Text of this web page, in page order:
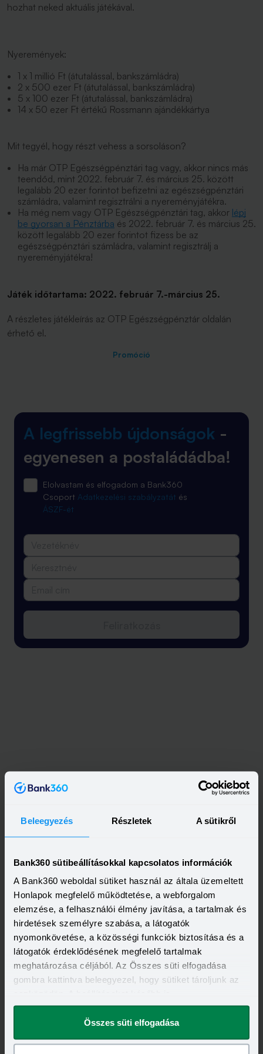
Beleegyezés Részletek A sütikről
Bank360 sütibeállításokkal kapcsolatos információk
A Bank360 weboldal sütiket használ az általa üzemeltett
Honlapok megfelelő működtetése, a webforgalom
elemzése, a felhasználói élmény javítása, a tartalmak és
hirdetések személyre szabása, a látogatók
nyomonkövetése, a közösségi funkciók biztosítása és a
látogatók érdeklődésének megfelelő tartalmak
meghatározása céljából. Az Összes süti elfogadása
gombra kattintva beleegyezel, hogy sütiket tároljunk az
megváltoztathatod.
Összes süti elfogadása
hozhat neked aktuális játékával.
Nyeremények:
1 x 1 millió Ft (átutalással, bankszámládra)
2 x 500 ezer Ft (átutalással, bankszámládra)
5 x 100 ezer Ft (átutalással, bankszámládra)
14 x 50 ezer Ft értékű Rossmann ajándékkártya
Mit tegyél, hogy részt vehess a sorsoláson?
Ha már OTP Egészségpénztári tag vagy, akkor nincs más
teendőd, mint 2022. február 7. és március 25. között
legalább 20 ezer forintot befizetni az egészségpénztári
számládra, valamint regisztrálni a nyereményjátékra.
Ha még nem vagy OTP Egészségpénztári tag, akkor lépj
be gyorsan a Pénztárba és 2022. február 7. és március 25.
között legalább 20 ezer forintot fizess be az
egészségpénztári számládra, valamint regisztrálj a
nyereményjátékra!
Játék időtartama: 2022. február 7.-március 25.
A részletes játékleírás az OTP Egészségpénztár oldalán
érhető el.
Promóció
A legfrissebb újdonságok -
egyenesen a postaládádba!
Elolvastam és elfogadom a Bank360
Csoport Adatkezelési szabályzatát és
ÁSZF-ét
Kapcsolódó címkék
OTP BANK OTP EGÉSZSÉGPÉNZTÁR